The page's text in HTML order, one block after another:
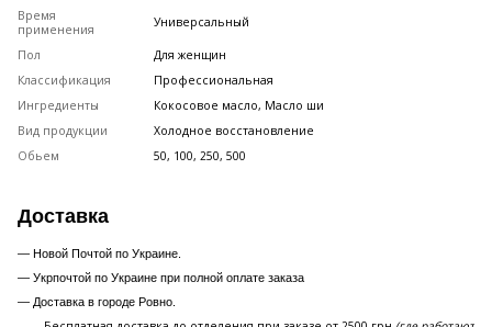
Время
применения
Универсальный
Пол
Для женщин
Классификация
Профессиональная
Ингредиенты
Кокосовое масло, Масло ши
Вид продукции
Холодное восстановление
Обьем
50, 100, 250, 500
Доставка
— Новой Почтой по Украине.
— Укрпочтой по Украине при полной оплате заказа
— Доставка в городе Ровно.